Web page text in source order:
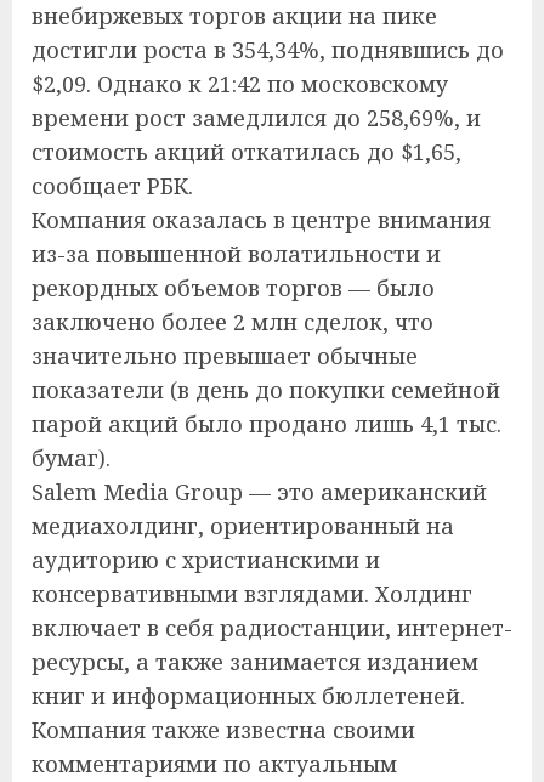
внебиржевых торгов акции на пике
достигли роста в 354,34%, поднявшись до
$2,09. Однако к 21:42 по московскому
времени рост замедлился до 258,69%, и
стоимость акций откатилась до $1,65,
сообщает РБК.
Компания оказалась в центре внимания
из-за повышенной волатильности и
рекордных объемов торгов — было
заключено более 2 млн сделок, что
значительно превышает обычные
показатели (в день до покупки семейной
парой акций было продано лишь 4,1 тыс.
бумаг).
Salem Media Group — это американский
медиахолдинг, ориентированный на
аудиторию с христианскими и
консервативными взглядами. Холдинг
включает в себя радиостанции, интернет-
ресурсы, а также занимается изданием
книг и информационных бюллетеней.
Компания также известна своими
комментариями по актуальным